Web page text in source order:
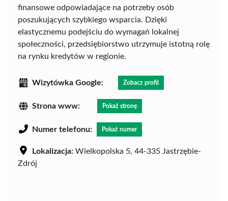
finansowe odpowiadające na potrzeby osób
poszukujących szybkiego wsparcia. Dzięki
elastycznemu podejściu do wymagań lokalnej
społeczności, przedsiębiorstwo utrzymuje istotną rolę
na rynku kredytów w regionie.
Wizytówka Google: Zobacz profil
Strona www: Pokaż stronę
Numer telefonu: Pokaż numer
Lokalizacja: Wielkopolska 5, 44-335 Jastrzębie-
Zdrój